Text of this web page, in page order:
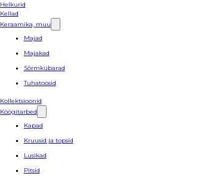
Helkurid
Kellad
Keraamika, muu
Majad
Majakad
Sõrmkübarad
Tuhatoosid
Kollektsioonid
Köögitarbed
Kapad
Kruusid ja topsid
Lusikad
Pitsid